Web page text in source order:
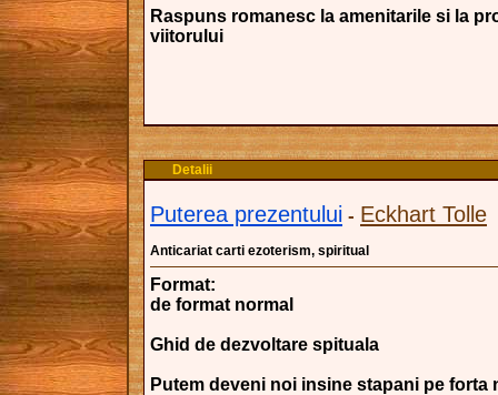
Raspuns romanesc la amenitarile si la
viitorului
Detalii
Puterea prezentului - Eckhart Tolle
Anticariat carti ezoterism, spiritual
Format:
de format normal
Ghid de dezvoltare spituala
Putem deveni noi insine stapani pe forta